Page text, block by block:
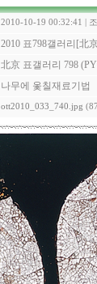
2010-10-19 00:32:41 |
2010 표798갤러리[北
北京 표갤러리 798
나무에 옻칠재료기법
ott2010_033_740.jpg